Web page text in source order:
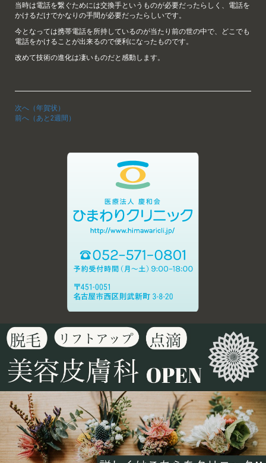
当時は電話を繋ぐためには交換手というものが必要だったらしく、電話を
かけるだけでかなりの手間が必要だったらしいです。
今となっては携帯電話を所持しているのが当たり前の世の中で、どこでも
電話をかけることが出来るので便利になったものです。
改めて技術の進化は凄いものだと感動します。
次へ（年賀状）
前へ（あと2週間）